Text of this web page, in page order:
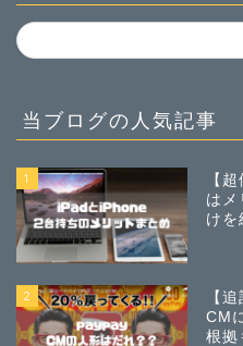
当ブログの人気記事
1
【
はメ
けを
2
【
CM
根拠